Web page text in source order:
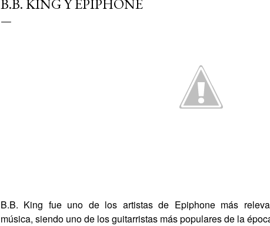
B.B. KING Y EPIPHONE
B.B. King fue uno de los artistas de Epiphone más
música, siendo uno de los guitarristas más populares de la